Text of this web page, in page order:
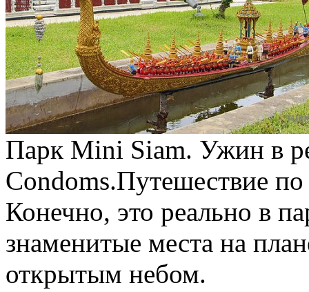
Парк Mini Siam. Ужин в
Condoms.Путешествие
Конечно, это реально в
знаменитые места на
открытым небом.